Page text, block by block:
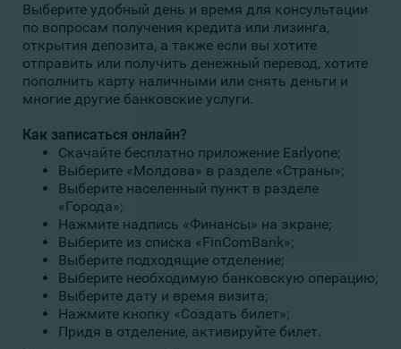
Выберите удобный день и время для консультации
по вопросам получения кредита или лизинга,
открытия депозита, а также если вы хотите
отправить или получить денежный перевод, хотите
пополнить карту наличными или снять деньги и
многие другие банковские услуги.
Как записаться онлайн?
Скачайте бесплатно приложение Earlyone;
Выберите «Молдова» в разделе «Страны»;
Выберите населенный пункт в разделе
«Города»;
Нажмите надпись «Финансы» на экране;
Выберите из списка «FinComBank»;
Выберите подходящие отделение;
Выберите необходимую банковскую операцию;
Выберите дату и время визита;
Нажмите кнопку «Создать билет»;
Придя в отделение, активируйте билет.